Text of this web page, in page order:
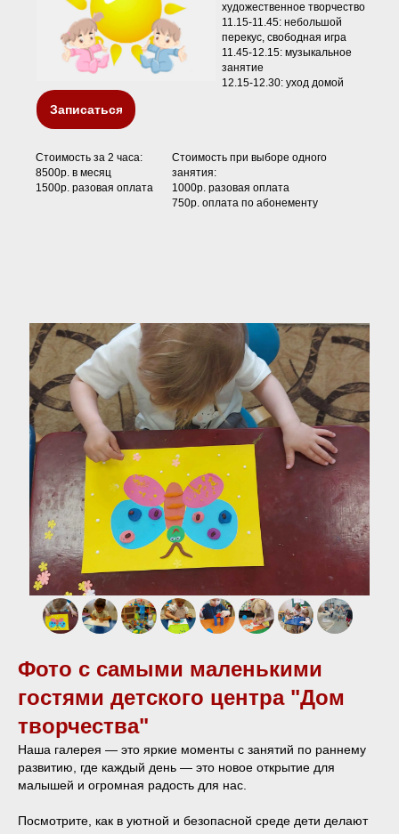
Стоимость за 2 часа:
8500р. в месяц
1500р. разовая оплата
Стоимость при выборе одного
занятия:
1000р. разовая оплата
750р. оплата по абонементу
Записаться
художественное творчество
11.15-11.45: небольшой
перекус, свободная игра
11.45-12.15: музыкальное
занятие
12.15-12.30: уход домой
Фото с самыми маленькими
гостями детского центра "Дом
творчества"
Наша галерея — это яркие моменты с занятий по раннему
развитию, где каждый день — это новое открытие для
малышей и огромная радость для нас.
Посмотрите, как в уютной и безопасной среде дети делают